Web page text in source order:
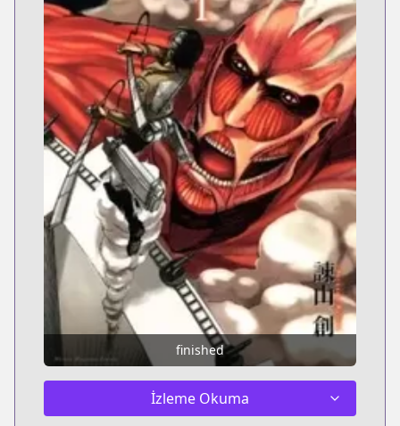
finished
İzleme Okuma